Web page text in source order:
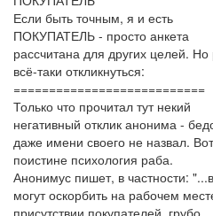
Если быть точным, я и есть
ПОКУПАТЕЛЬ - просто анкета
рассчитана для других целей.
всё-таки откликнуться:
===========================
Только что прочитал тут некий
негативный отклик анонима -
даже имени своего не назвал.
поистине психология раба.
Анонимус пишет, в частности:
могут оскорбить на рабочем
присутствии покупателей, грубо